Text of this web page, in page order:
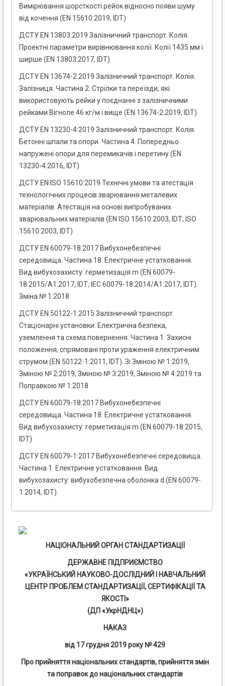
Вимірювання шорсткості рейок відносно появи шуму
від кочення (EN 15610:2019, IDT)
ДСТУ EN 13803:2019 Залізничний транспорт. Колія.
Проектні параметри вирівнювання колії. Колії 1435 мм і
ширше (EN 13803:2017, IDT)
ДСТУ EN 13674-2:2019 Залізничний транспорт. Колія.
Залізниця. Частина 2. Стрілки та переїзди, які
використовують рейки у поєднанні з залізничними
рейками Вігноле 46 кг/м і вище (EN 13674-2:2019, IDT)
ДСТУ EN 13230-4:2019 Залізничний транспорт. Колія.
Бетонні шпали та опори. Частина 4. Попередньо
напружені опори для перемикачів і перетину (EN
13230-4:2016, IDT)
ДСТУ EN ІSO 15610:2019 Технічні умови та атестація
технологічних процесів зварювання металевих
матеріалів. Атестація на основі випробуваних
зварювальних матеріалів (EN ISO 15610:2003, IDT; ISO
15610:2003, IDT)
ДСТУ EN 60079-18:2017 Вибухонебезпечні
середовища. Частина 18. Електричне устатковання.
Вид вибухозахисту: герметизація m (EN 60079-
18:2015/A1:2017, IDT; IEC 60079-18:2014/A1:2017, IDT).
Зміна № 1:2018
ДСТУ EN 50122-1:2015 Залізничний транспорт.
Стаціонарні установки. Електрична безпека,
уземлення та схема повернення. Частина 1. Захисні
положення, спрямовані проти ураження електричним
струмом (EN 50122-1:2011, IDT). Зі Зміною № 1:2019,
Зміною № 2:2019, Зміною № 3:2019, Зміною № 4:2019 та
Поправкою № 1:2018
ДСТУ EN 60079-18:2017 Вибухонебезпечні
середовища. Частина 18. Електричне устатковання.
Вид вибухозахисту: герметизація m (EN 60079-18:2015,
IDT)
ДСТУ EN 60079-1:2017 Вибухонебезпечні середовища.
Частина 1. Електричне устатковання. Вид
вибухозахисту: вибухобезпечна оболонка d (EN 60079-
1:2014, IDT)
НАЦІОНАЛЬНИЙ ОРГАН СТАНДАРТИЗАЦІЇ
ДЕРЖАВНЕ ПІДПРИЄМСТВО
«УКРАЇНСЬКИЙ НАУКОВО-ДОСЛІДНИЙ І НАВЧАЛЬНИЙ
ЦЕНТР ПРОБЛЕМ СТАНДАРТИЗАЦІЇ, СЕРТИФІКАЦІЇ ТА
ЯКОСТІ»
(ДП «УкрНДНЦ»)
НАКАЗ
від 17грудня2019 року № 429
Про прийняття національних стандартів, прийняття змін
та поправок до національних стандартів